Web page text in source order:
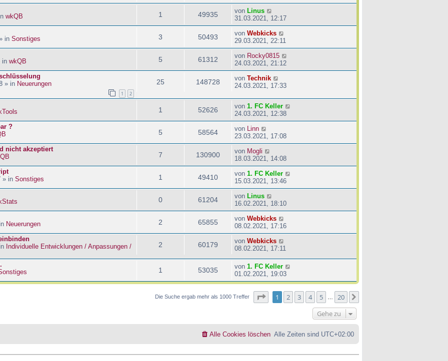
wkQB 1 49935 von Linus
31.03.2021, 12:17
in Sonstiges 3 50493 von Webkicks
29.03.2021, 22:11
in wkQB 5 61312 von Rocky0815
24.03.2021, 21:12
» in Neuerungen
1 2
25 148728 von Technik
24.03.2021, 17:33
1 52626 von 1. FC Keller
24.03.2021, 12:38
?
5 58564 von Linn
23.03.2021, 17:08
nicht akzeptiert
7 130900 von Mogli
18.03.2021, 14:08
» in Sonstiges 1 49410 von 1. FC Keller
15.03.2021, 13:46
0 61204 von Linus
16.02.2021, 18:10
Neuerungen 2 65855 von Webkicks
08.02.2021, 17:16
Individuelle Entwicklungen / Anpassungen /
2 60179 von Webkicks
08.02.2021, 17:11
1 53035 von 1. FC Keller
01.02.2021, 19:03
Die Suche ergab mehr als 1000 Treffer Seite von20
1 2 3 4 5 20
Gehe zu
Alle Zeiten sind UTC+02:00
Alle Cookies löschen